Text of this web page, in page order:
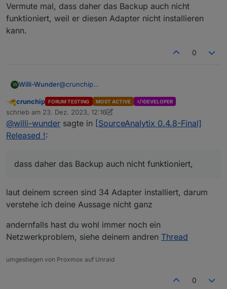
Vermute mal, dass daher das Backup auch nicht
funktioniert, weil er diesen Adapter nicht installieren
kann.
0
W Willi-Wunder@crunchip
aufgelistet. Vermute mal, dass daher das Backup
auch nicht funktioniert, weil er diesen Adapter
nicht installieren kann.
Abwesend
crunchip FORUM TESTING MOST ACTIVE DEVELOPER
schrieb am 23. Dez. 2023, 12:16
zuletzt editiert von crunchip
@willi-wunder sagte in [SourceAnalytix 0.4.8-Final]
Released !:
dass daher das Backup auch nicht funktioniert,
laut deinem screen sind 34 Adapter installiert, darum
verstehe ich deine Aussage nicht ganz
andernfalls hast du wohl immer noch ein
Netzwerkproblem, siehe deinem andren Thread
umgestiegen von Proxmox auf Unraid
0